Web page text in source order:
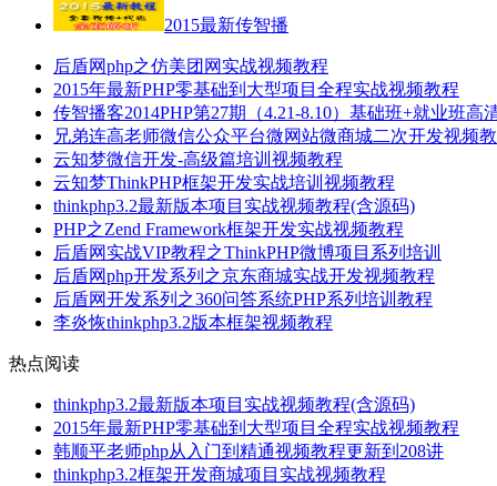
2015最新传智播
后盾网php之仿美团网实战视频教程
2015年最新PHP零基础到大型项目全程实战视频教程
传智播客2014PHP第27期（4.21-8.10）基础班+就业班高
兄弟连高老师微信公众平台微网站微商城二次开发视频
云知梦微信开发-高级篇培训视频教程
云知梦ThinkPHP框架开发实战培训视频教程
thinkphp3.2最新版本项目实战视频教程(含源码)
PHP之Zend Framework框架开发实战视频教程
后盾网实战VIP教程之ThinkPHP微博项目系列培训
后盾网php开发系列之京东商城实战开发视频教程
后盾网开发系列之360问答系统PHP系列培训教程
李炎恢thinkphp3.2版本框架视频教程
热点阅读
thinkphp3.2最新版本项目实战视频教程(含源码)
2015年最新PHP零基础到大型项目全程实战视频教程
韩顺平老师php从入门到精通视频教程更新到208讲
thinkphp3.2框架开发商城项目实战视频教程